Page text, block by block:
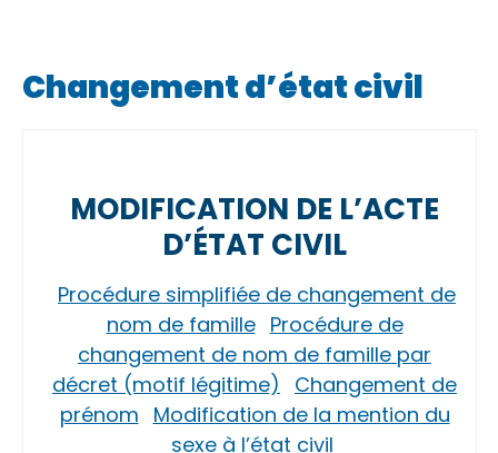
Changement d’état civil
MODIFICATION DE L’ACTE
D’ÉTAT CIVIL
Procédure simplifiée de changement de
nom de famille Procédure de
changement de nom de famille par
décret (motif légitime)
Changement de
prénom Modification de la mention du
sexe à l’état civil